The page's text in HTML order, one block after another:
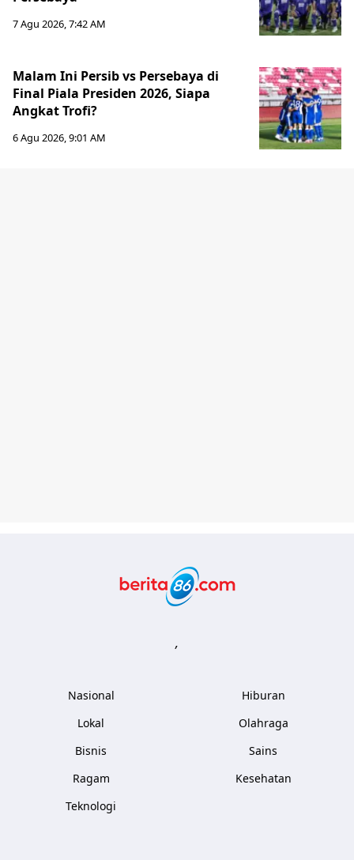
7 Agu 2026, 7:42 AM
Malam Ini Persib vs Persebaya di
Final Piala Presiden 2026, Siapa
Angkat Trofi?
6 Agu 2026, 9:01 AM
,
Nasional
Lokal
Bisnis
Ragam
Teknologi
Hiburan
Olahraga
Sains
Kesehatan